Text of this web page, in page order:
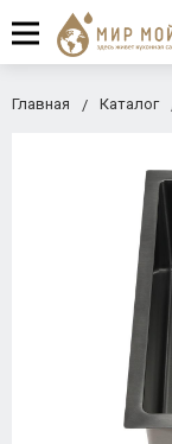
Главная Каталог